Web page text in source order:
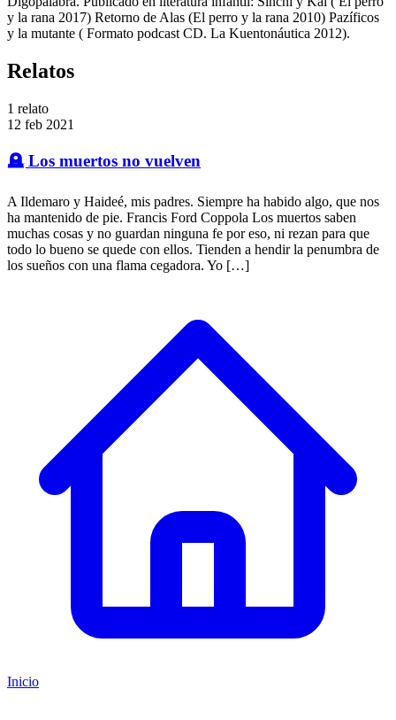
y la rana 2017) Retorno de Alas (El perro y la rana 2010) Pazíficos
y la mutante ( Formato podcast CD. La Kuentonáutica 2012).
Relatos
1 relato
12 feb 2021
🪦 Los muertos no vuelven
A Ildemaro y Haideé, mis padres. Siempre ha habido algo, que nos
ha mantenido de pie. Francis Ford Coppola Los muertos saben
muchas cosas y no guardan ninguna fe por eso, ni rezan para que
todo lo bueno se quede con ellos. Tienden a hendir la penumbra de
los sueños con una flama cegadora. Yo […]
Inicio